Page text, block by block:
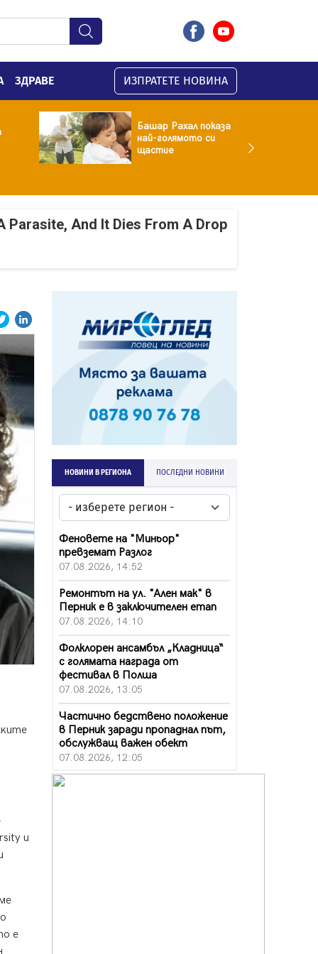
ЗДРАВЕ ИЗПРАТЕТЕ НОВИНА
Башар Рахал показа
най-голямото си
щастие
Parasite, And It Dies From A Drop
и
e
НОВИНИ В РЕГИОНА ПОСЛЕДНИ НОВИНИ
Феновете на "Миньор"
превземат Разлог
07.08.2026, 14:52
Ремонтът на ул. "Ален мак" в
Перник е в заключителен етап
07.08.2026, 14:10
Фолклорен ансамбъл „Кладница“
с голямата награда от
фестивал в Полша
07.08.2026, 13:05
Частично бедствено положение
в Перник заради пропаднал път,
обслужващ важен обект
07.08.2026, 12:05
Да отговорим на жегите с филм